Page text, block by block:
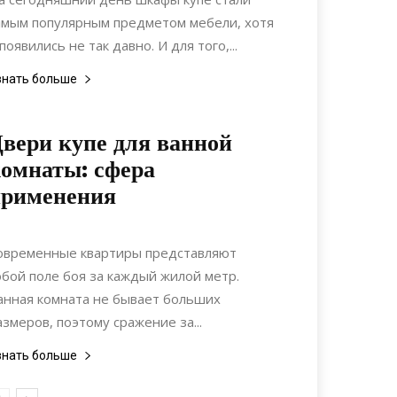
популярным предметом мебели, хотя
не так давно. И для того,...
больше
купе для ванной
сфера
23.02.2020
квартиры представляют
поле боя за каждый жилой метр.
комната не бывает больших
поэтому сражение за...
больше